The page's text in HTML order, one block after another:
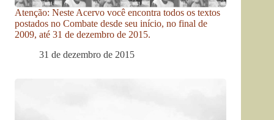
Atenção: Neste Acervo você encontra todos os textos
postados no Combate desde seu início, no final de
2009, até 31 de dezembro de 2015.
31 de dezembro de 2015